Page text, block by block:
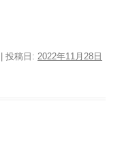
| 投稿日: 2022年11月28日